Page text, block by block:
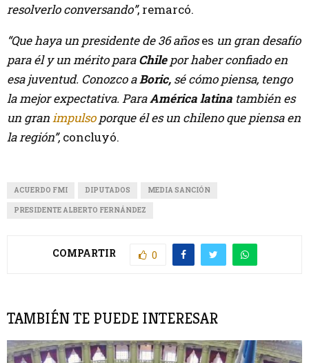
resolverlo conversando”, remarcó.
“Que haya un presidente de 36 añoses un gran desafío
para él y un mérito paraChilepor haber confiado en
esa juventud. Conozco aBoric, sé cómo piensa, tengo
la mejor expectativa. ParaAmérica latina también es
un gran impulsoporque él es un chileno que piensa en
la región”, concluyó.
ACUERDO FMI DIPUTADOS MEDIA SANCIÓN
PRESIDENTE ALBERTO FERNÁNDEZ
COMPARTIR 0
TAMBIÉN TE PUEDE INTERESAR